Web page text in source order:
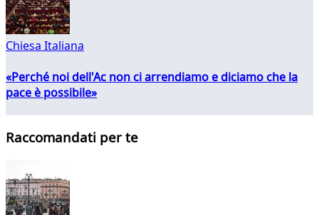
Chiesa Italiana
«Perché noi dell'Ac non ci arrendiamo e diciamo che la
pace è possibile»
Raccomandati per te